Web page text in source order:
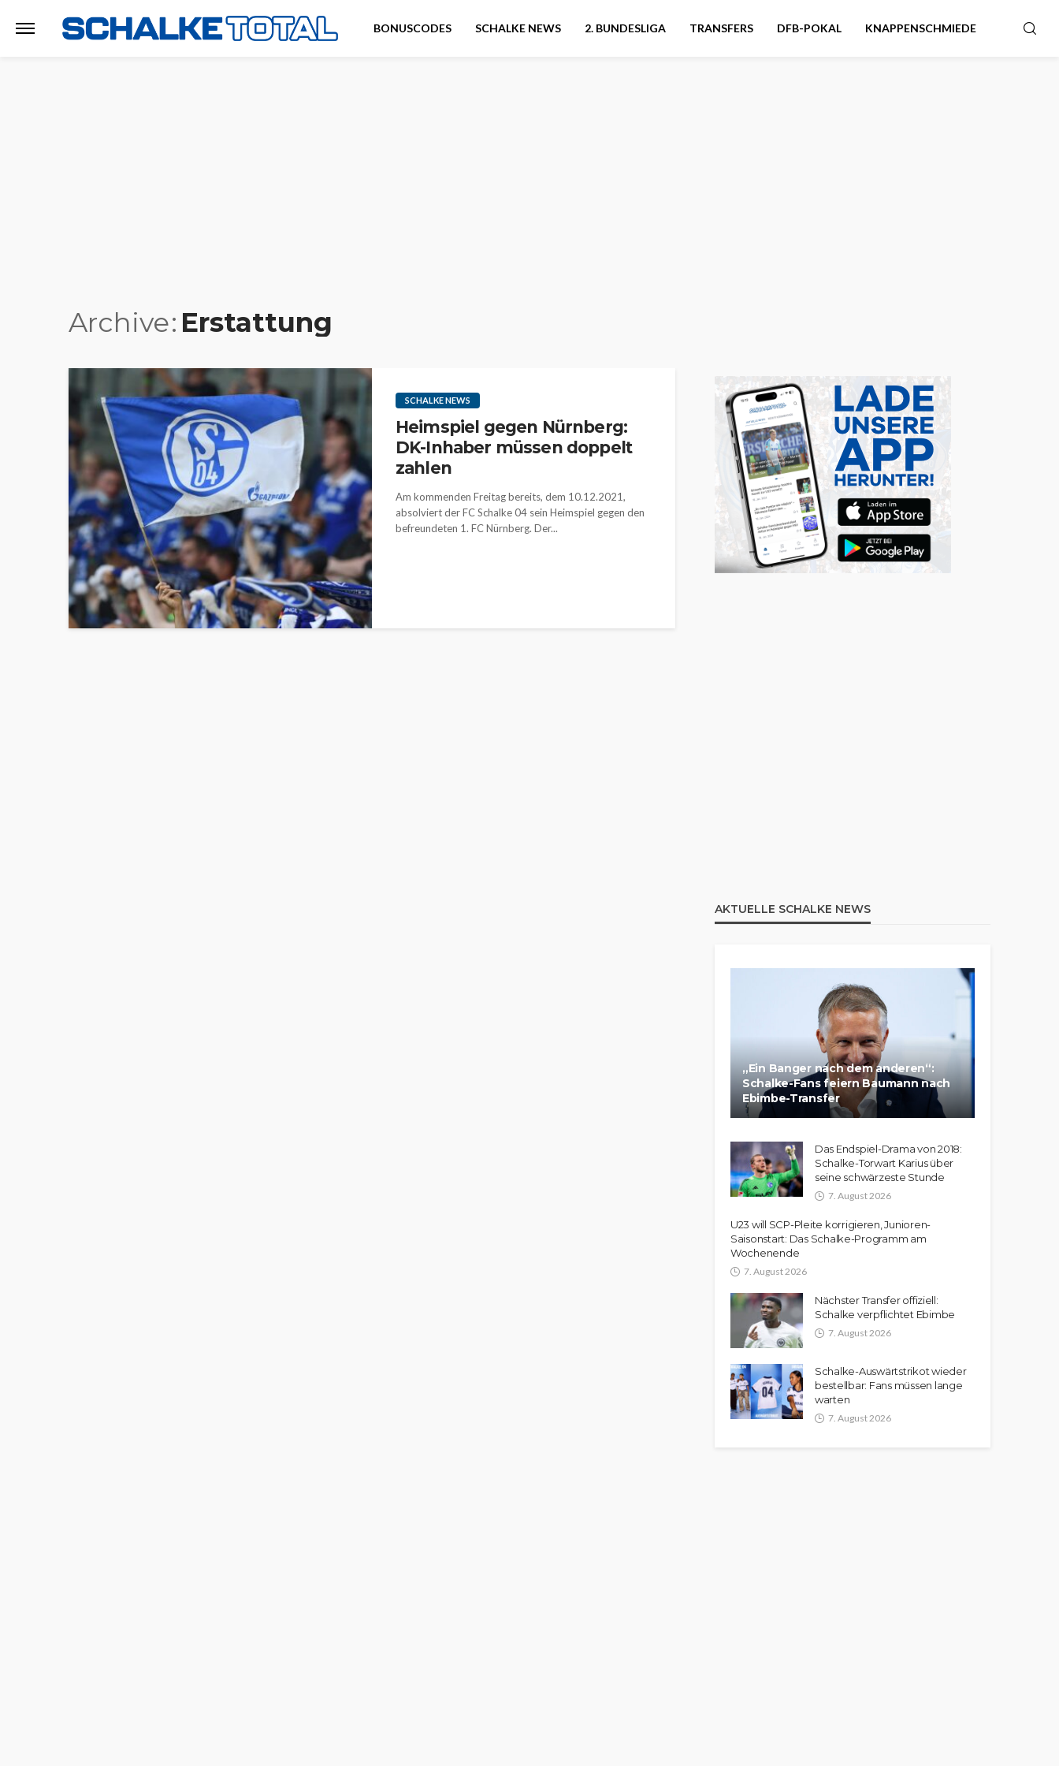
BONUSCODES SCHALKE NEWS 2. BUNDESLIGA TRANSFERS DFB-POKAL KNAPPENSCHMIEDE
Archive Erstattung
SCHALKE NEWS
Heimspiel gegen Nürnberg:
DK-Inhaber müssen doppelt
zahlen
Am kommenden Freitag bereits, dem 10.12.2021,
absolviert der FC Schalke 04 sein Heimspiel gegen den
befreundeten 1. FC Nürnberg. Der...
AKTUELLE SCHALKE NEWS
„Ein Banger nach dem anderen“:
Schalke-Fans feiern Baumann nach
Ebimbe-Transfer
Das Endspiel-Drama von 2018:
Schalke-Torwart Karius über
seine schwärzeste Stunde
7. August 2026
U23 will SCP-Pleite korrigieren, Junioren-
Saisonstart: Das Schalke-Programm am
Wochenende
7. August 2026
Nächster Transfer offiziell:
Schalke verpflichtet Ebimbe
7. August 2026
Schalke-Auswärtstrikot wieder
bestellbar: Fans müssen lange
warten
7. August 2026